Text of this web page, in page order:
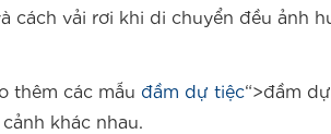
cách vải rơi khi di chuyển đều ảnh
thêm các mẫu đầm dự tiệc“>đầm
khác nhau.